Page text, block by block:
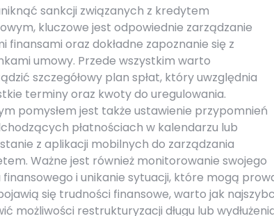
sankcji związanych z kredytem
kluczowe jest odpowiednie zarządzanie
finansami oraz dokładne zapoznanie się z
umowy. Przede wszystkim warto
szczegółowy plan spłat, który uwzględnia
terminy oraz kwoty do uregulowania.
pomysłem jest także ustawienie przypomnień
płatnościach w kalendarzu lub
z aplikacji mobilnych do zarządzania
Ważne jest również monitorowanie swojego
finansowego i unikanie sytuacji, które mogą
się trudności finansowe, warto jak
możliwości restrukturyzacji długu lub